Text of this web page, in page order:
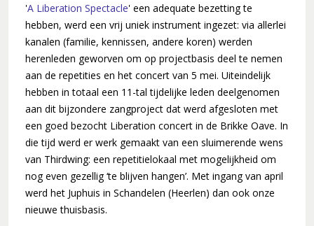
Dirigentenwisseling en druk jaar (2009-2010)
30 jaar en springlevend (2011-2012)
'Popkoor' Thirdwing (2013)
Dubbele dirigentenwissel (2015-2016)
De concertcommissie (2017-2018)
Musical Sing-Along en Corona (2019-2021)
Stabiliteit (2022-2024)
'A Liberation Spectacle' een adequate bezetting te
hebben, werd een vrij uniek instrument ingezet: via allerlei
kanalen (familie, kennissen, andere koren) werden
herenleden geworven om op projectbasis deel te nemen
aan de repetities en het concert van 5 mei. Uiteindelijk
hebben in totaal een 11-tal tijdelijke leden deelgenomen
aan dit bijzondere zangproject dat werd afgesloten met
een goed bezocht Liberation concert in de Brikke Oave. In
die tijd werd er werk gemaakt van een sluimerende wens
van Thirdwing: een repetitielokaal met mogelijkheid om
nog even gezellig ‘te blijven hangen’. Met ingang van april
werd het Juphuis in Schandelen (Heerlen) dan ook onze
nieuwe thuisbasis.